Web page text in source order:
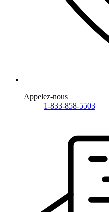
Appelez-nous
1-833-858-5503